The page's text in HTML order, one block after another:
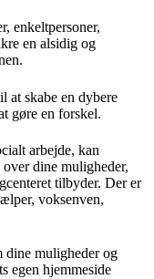
enkeltpersoner,
en alsidig og
at skabe en dybere
gøre en forskel.
arbejde, kan
dine muligheder,
tilbyder. Der er
voksenven,
dine muligheder og
egen hjemmeside